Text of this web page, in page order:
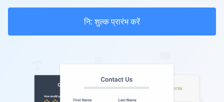
नि: शुल्क प्रारंभ करें